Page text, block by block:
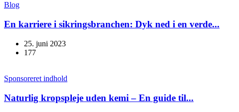
Blog
En karriere i sikringsbranchen: Dyk ned i en verde...
25. juni 2023
177
Sponsoreret indhold
Naturlig kropspleje uden kemi – En guide til...